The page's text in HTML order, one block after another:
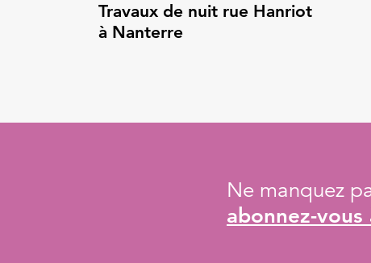
Travaux de nuit rue Hanriot
à Nanterre
Ne manquez
abonnez-